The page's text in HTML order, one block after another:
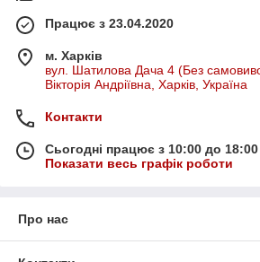
Працює з 23.04.2020
м. Харків
вул. Шатилова Дача 4 (Без
Вікторія Андріївна, Харків, Україна
Контакти
Сьогодні працює з 10:00 до 18:00
Показати весь графік роботи
Про нас